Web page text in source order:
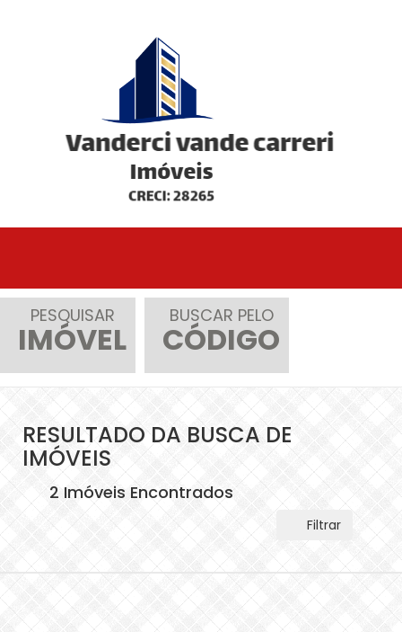
PESQUISAR
IMÓVEL
BUSCAR PELO
CÓDIGO
RESULTADO DA BUSCA DE
IMÓVEIS
2 Imóveis Encontrados
Filtrar